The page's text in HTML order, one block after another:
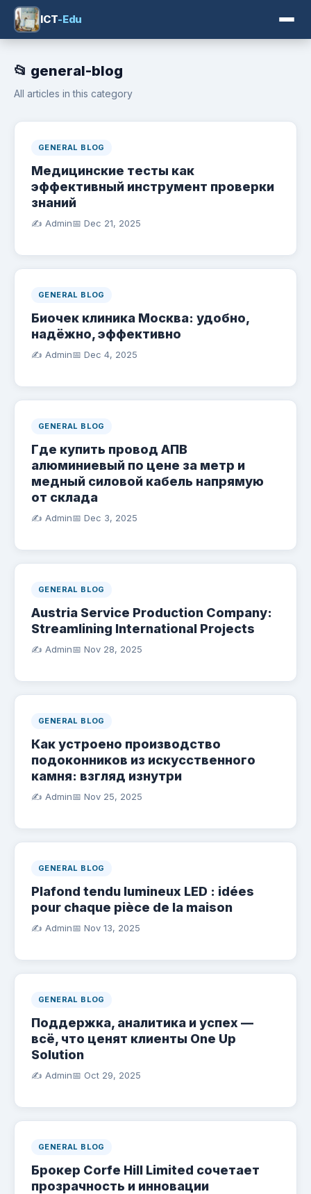
ICT-Edu
📂 general-blog
All articles in this category
GENERAL BLOG
Медицинские тесты как
эффективный инструмент проверки
знаний
✍️ Admin📅 Dec 21, 2025
GENERAL BLOG
Биочек клиника Москва: удобно,
надёжно, эффективно
✍️ Admin📅 Dec 4, 2025
GENERAL BLOG
Где купить провод АПВ
алюминиевый по цене за метр и
медный силовой кабель напрямую
от склада
✍️ Admin📅 Dec 3, 2025
GENERAL BLOG
Austria Service Production Company:
Streamlining International Projects
✍️ Admin📅 Nov 28, 2025
GENERAL BLOG
Как устроено производство
подоконников из искусственного
камня: взгляд изнутри
✍️ Admin📅 Nov 25, 2025
GENERAL BLOG
Plafond tendu lumineux LED : idées
pour chaque pièce de la maison
✍️ Admin📅 Nov 13, 2025
GENERAL BLOG
Поддержка, аналитика и успех —
всё, что ценят клиенты One Up
Solution
✍️ Admin📅 Oct 29, 2025
GENERAL BLOG
Брокер Corfe Hill Limited сочетает
прозрачность и инновации